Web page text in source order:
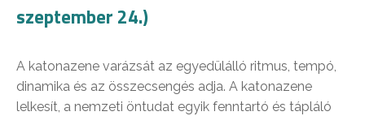
szeptember 24.)
A katonazene varázsát az egyedülálló ritmus, tempó,
dinamika és az összecsengés adja. A katonazene
lelkesít, a nemzeti öntudat egyik fenntartó és tápláló